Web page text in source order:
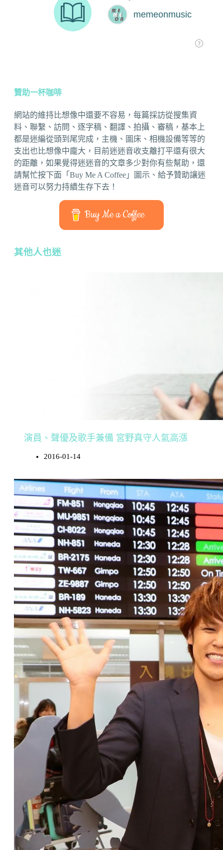
贊助一杯咖啡
網站的維持比想像中還要不容易，每篇採訪從搜集資
料、聯繫、訪問、逐字稿、翻譯、拍攝、審稿，基本上
都是迷編從頭到尾完成，主機、圖床、相機設備等等的
支出也比想像中龐大，目前迷迷音收支離打平還有很大
的距離，如果覺得迷迷音的文章多少對你有些幫助，還
請幫忙按下面「Buy Me A Coffee」圖示、給予贊助讓迷
迷音可以努力持續生存下去！
Buy Me a Coffee
其他人也迷
演員、聲優及歌手兼備 宮野真守人氣高漲
2016-01-14